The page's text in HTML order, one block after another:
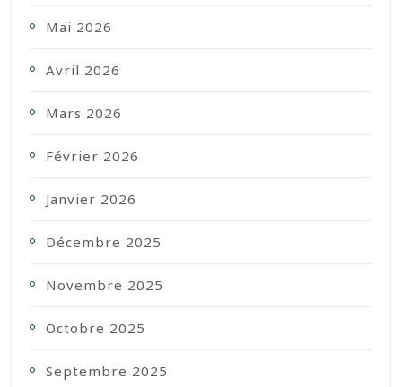
Mai 2026
Avril 2026
Mars 2026
Février 2026
Janvier 2026
Décembre 2025
Novembre 2025
Octobre 2025
Septembre 2025